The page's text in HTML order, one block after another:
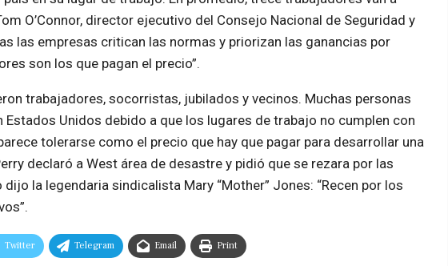
O’Connor, director ejecutivo del Consejo Nacional de Seguridad y
las empresas critican las normas y priorizan las ganancias por
son los que pagan el precio”.
trabajadores, socorristas, jubilados y vecinos. Muchas personas
Unidos debido a que los lugares de trabajo no cumplen con
tolerarse como el precio que hay que pagar para desarrollar una
declaró a West área de desastre y pidió que se rezara por las
la legendaria sindicalista Mary “Mother” Jones: “Recen por los
Twitter Telegram Email Print